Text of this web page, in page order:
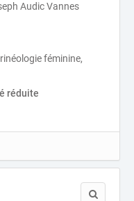
Audic Vannes
féminine,
réduite